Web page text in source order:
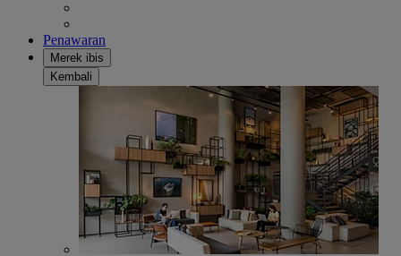
Penawaran
Merek ibis
Kembali